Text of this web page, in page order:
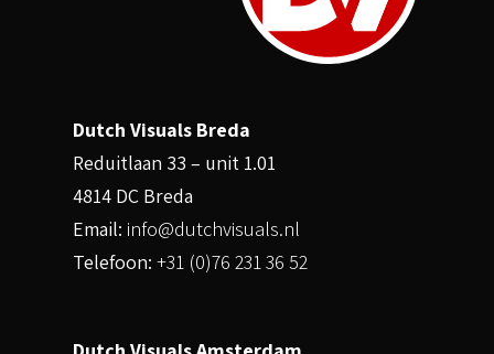
Dutch Visuals Breda
Reduitlaan 33 – unit 1.01
4814 DC Breda
Email: info@dutchvisuals.nl
Telefoon: +31 (0)76 231 36 52